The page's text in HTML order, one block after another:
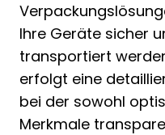
Ihre Geräte sicher
transportiert
erfolgt eine
bei der sowohl
Merkmale